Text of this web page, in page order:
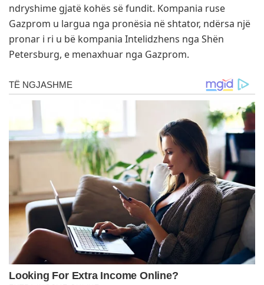
ndryshime gjatë kohës së fundit. Kompania ruse
Gazprom u largua nga pronësia në shtator, ndërsa një
pronar i ri u bë kompania Intelidzhens nga Shën
Petersburg, e menaxhuar nga Gazprom.